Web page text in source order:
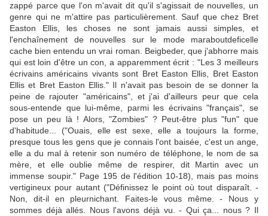
zappé parce que l'on m'avait dit qu'il s'agissait de nouvelles, un
genre qui ne m'attire pas particulièrement. Sauf que chez Bret
Easton Ellis, les choses ne sont jamais aussi simples, et
l'enchaînement de nouvelles sur le mode maraboutdeficelle
cache bien entendu un vrai roman. Beigbeder, que j'abhorre mais
qui est loin d'être un con, a apparemment écrit : "Les 3 meilleurs
écrivains américains vivants sont Bret Easton Ellis, Bret Easton
Ellis et Bret Easton Ellis." Il n'avait pas besoin de se donner la
peine de rajouter "américains", et j'ai d'ailleurs peur que cela
sous-entende que lui-même, parmi les écrivains "français", se
pose un peu là ! Alors, "Zombies" ? Peut-être plus "fun" que
d'habitude... ("Ouais, elle est sexe, elle a toujours la forme,
presque tous les gens que je connais l'ont baisée, c'est un ange,
elle a du mal à retenir son numéro de téléphone, le nom de sa
mère, et elle oublie même de respirer, dit Martin avec un
immense soupir." Page 195 de l'édition 10-18), mais pas moins
vertigineux pour autant ("Définissez le point où tout disparaît. -
Non, dit-il en pleurnichant. Faites-le vous même. - Nous y
sommes déjà allés. Nous l'avons déjà vu. - Qui ça... nous ? Il